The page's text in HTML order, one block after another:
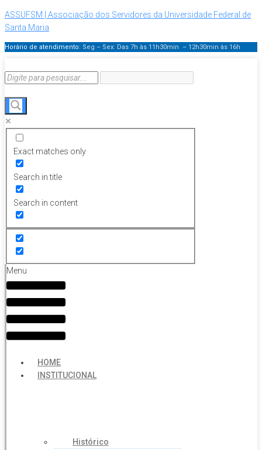
ASSUFSM | Associação dos Servidores da Universidade Federal de
Santa Maria
Horário de atendimento: Seg – Sex: Das 7h às 11h30min – 12h30min às 16h
Exact matches only
Search in title
Search in content
Menu
HOME
INSTITUCIONAL
Histórico